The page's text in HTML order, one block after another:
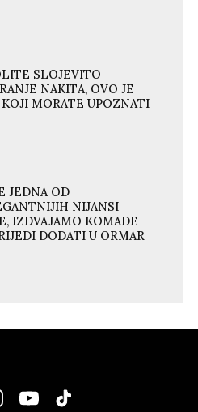
SLOJEVITO
NAKITA, OVO JE
MORATE UPOZNATI
JEDNA OD
NIJANSI
IZDVAJAMO KOMADE
DODATI U ORMAR